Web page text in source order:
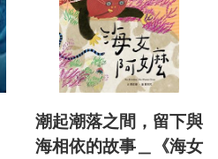
潮起潮落之間，留下與
海相依的故事＿《海女